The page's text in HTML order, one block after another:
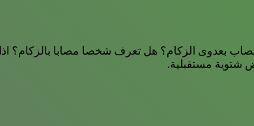
بعدوى الزكام؟ هل تعرف شخصا مصابا بالزكام؟
شتوية مستقبلية.